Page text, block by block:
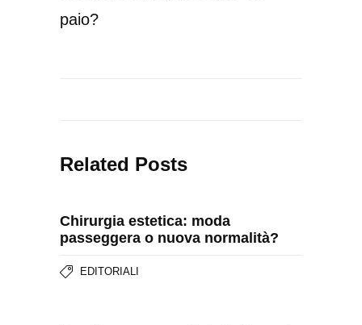
paio?
Related Posts
Chirurgia estetica: moda
passeggera o nuova normalità?
EDITORIALI